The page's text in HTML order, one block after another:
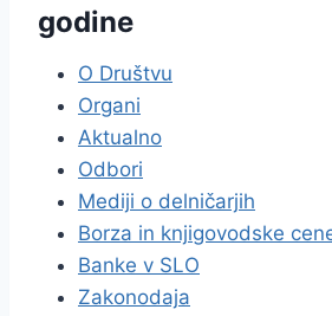
godine
O Društvu
Organi
Aktualno
Odbori
Mediji o delničarjih
Borza in knjigovodske
Banke v SLO
Zakonodaja